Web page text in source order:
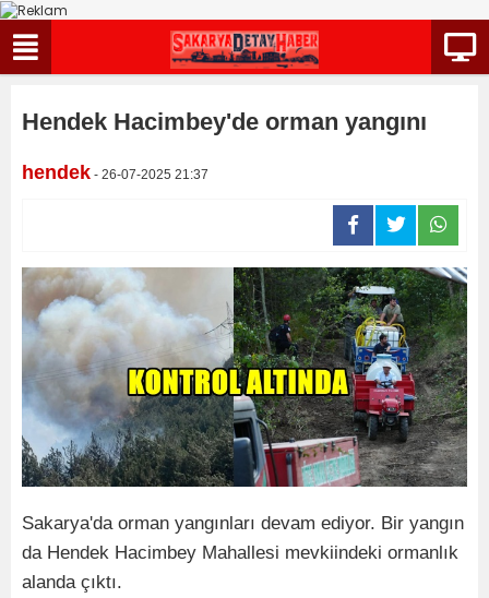
Hendek Hacimbey'de orman yangını
hendek - 26-07-2025 21:37
Sakarya'da orman yangınları devam ediyor. Bir yangın
da Hendek Hacimbey Mahallesi mevkiindeki ormanlık
alanda çıktı.